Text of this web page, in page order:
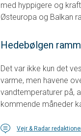
med hyppigere og
Østeuropa og Balkan
Hedebølgen
Det var ikke kun det
varme, men havene
vandtemperaturer på,
kommende måneder
Vejr & Radar